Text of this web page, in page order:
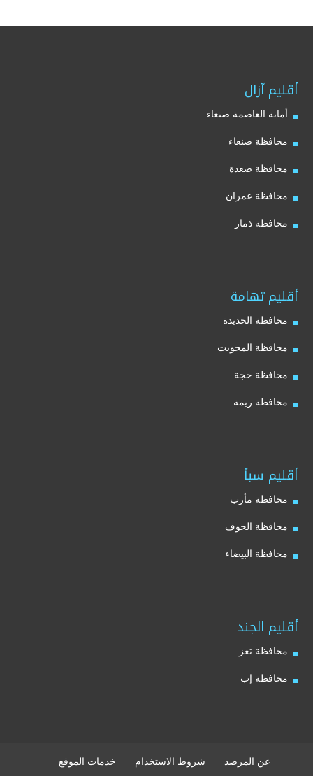
أقليم آزال
أمانة العاصمة صنعاء
محافظة صنعاء
محافظة صعدة
محافظة عمران
محافظة ذمار
أقليم تهامة
محافظة الحديدة
محافظة المحويت
محافظة حجة
محافظة ريمة
أقليم سبأ
محافظة مأرب
محافظة الجوف
محافظة البيضاء
أقليم الجند
محافظة تعز
محافظة إب
عن المرصد شروط الاستخدام خدمات الموقع